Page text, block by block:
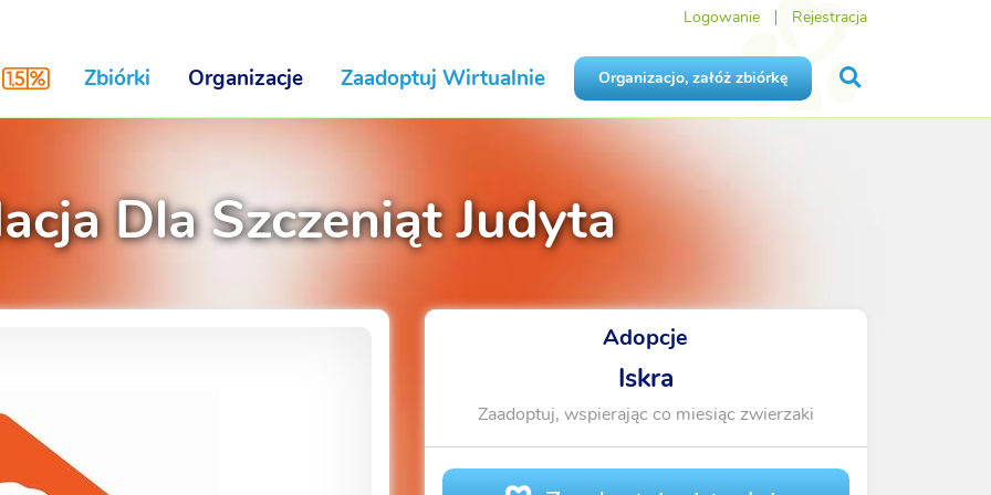
Logowanie Rejestracja
Zbiórki Organizacje Zaadoptuj Wirtualnie Organizacjo, załóż zbiórkę
Dla Szczeniąt Judyta
Adopcje
Iskra
Zaadoptuj, wspierając co miesiąc zwierzaki